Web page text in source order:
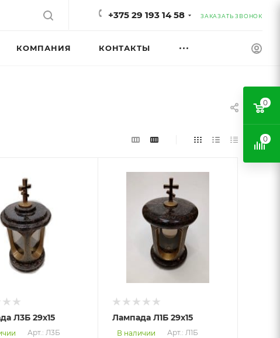
+375 29 193 14 58 ЗАКАЗАТЬ ЗВОНОК
КОМПАНИЯ КОНТАКТЫ
Л3Б 29х15
Арт.: Л3Б
Лампада Л1Б 29х15
В наличии Арт.: Л1Б
0
0